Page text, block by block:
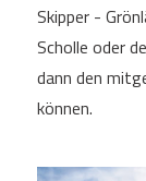
Skipper -
Scholle oder
dann den
können.